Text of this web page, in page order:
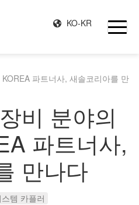
KO-KR
파트너사, 새솔코리아를 만
비 분야의
파트너사,
만나다
템 카플러